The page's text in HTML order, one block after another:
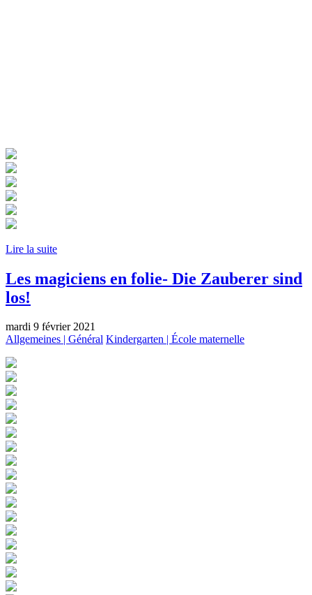
Lire la suite
Les magiciens en folie- Die Zauberer sind
los!
mardi 9 février 2021
Allgemeines | Général Kindergarten | École maternelle